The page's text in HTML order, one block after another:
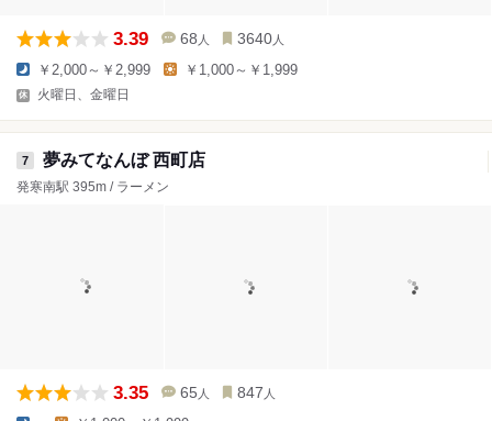
3.39 68 人 3640 人
￥2,000～￥2,999 ￥1,000～￥1,999
火曜日、金曜日
7 夢みてなんぼ 西町店
発寒南駅 395m / ラーメン
3.35 65 人 847 人